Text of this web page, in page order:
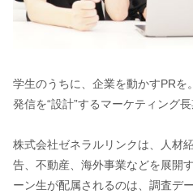
学生のうちに、企業を動かすPRを。
発信を“設計”するマーケティング
株式会社ゼネラルリンクは、人材
告、不動産、海外事業などを展開
ーン生が配属されるのは、調査デ